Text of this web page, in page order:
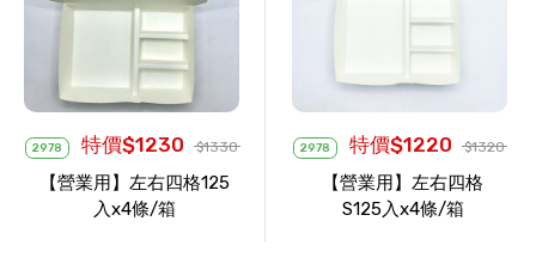
2978 特價$1230 $1330
【營業用】左右四格125
入x4條/箱
2978 特價$1220 $1320
【營業用】左右四格
S125入x4條/箱